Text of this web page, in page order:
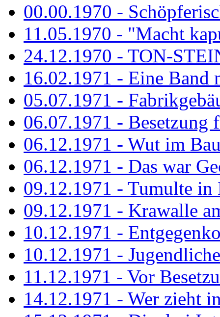
00.00.1970 -
11.05.1970 - "Macht
24.12.1970 - TON-
16.02.1971 - Eine Band
05.07.1971 -
06.07.1971 - Besetzung
06.12.1971 - Wut im
06.12.1971 - Das war
09.12.1971 - Tumulte in
09.12.1971 - Krawalle
10.12.1971 -
10.12.1971 -
11.12.1971 - Vor
14.12.1971 - Wer zieht